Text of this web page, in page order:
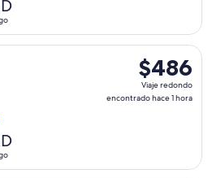
$486
Viaje
redondo,
$486
Viaje redondo
encontrado hace 1 hora
con salida el lun, 2 nov. desde